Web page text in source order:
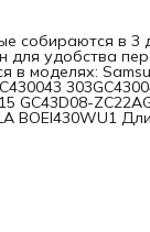
собираются в 3
удобства
в моделях:
GC43D08-
BOEI430WU1